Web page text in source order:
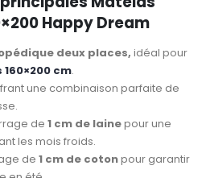
Happy Dream
deux places, idéal pour
cm.
une combinaison parfaite de
de 1 cm de lainepour une
les mois froids.
de 1 cm de cotonpour garantir